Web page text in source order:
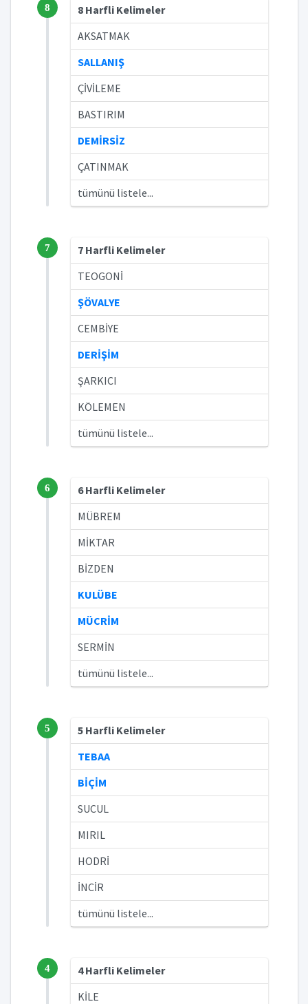
8
8 Harfli Kelimeler
AKSATMAK
SALLANIŞ
ÇİVİLEME
BASTIRIM
DEMİRSİZ
ÇATINMAK
tümünü listele...
7
7 Harfli Kelimeler
TEOGONİ
ŞÖVALYE
CEMBİYE
DERİŞİM
ŞARKICI
KÖLEMEN
tümünü listele...
6
6 Harfli Kelimeler
MÜBREM
MİKTAR
BİZDEN
KULÜBE
MÜCRİM
SERMİN
tümünü listele...
5
5 Harfli Kelimeler
TEBAA
BİÇİM
SUCUL
MIRIL
HODRİ
İNCİR
tümünü listele...
4
4 Harfli Kelimeler
KİLE